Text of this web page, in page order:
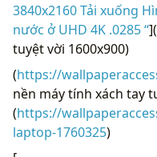
3840x2160 Tải xuống
nước ở UHD 4K .0285 “
tuyệt vời 1600x900)
(https://
nền máy tính xách tay
(https://
laptop-1760325)